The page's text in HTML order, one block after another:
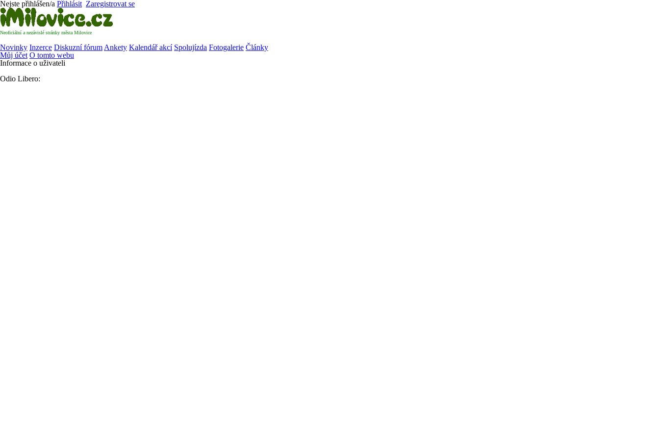
Nejste přihlášen/a Přihlásit Zaregistrovat se
Neoficiální a nezávislé stránky města Milovice
Novinky Inzerce Diskuzní fórum Ankety Kalendář akcí Spolujízda Fotogalerie Články
Můj účet O tomto webu
Informace o uživateli
Odio Libero: